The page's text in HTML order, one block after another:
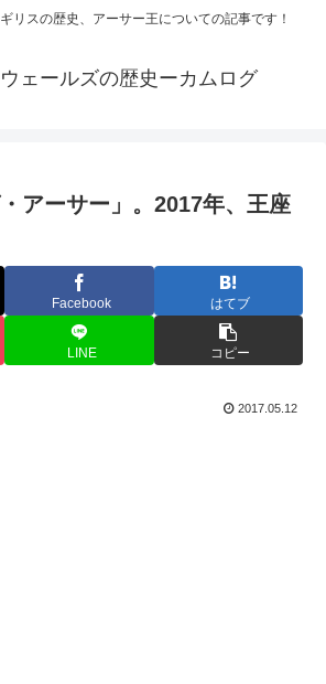
リスの歴史、アーサー王についての記事です！
ェールズの歴史ーカムログ
アーサー」。2017年、王座
Facebook はてブ
LINE コピー
2017.05.12